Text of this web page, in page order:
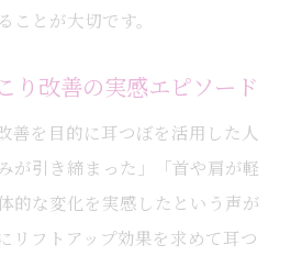
ことが大切です。
り改善の実感エピソード
善を目的に耳つぼを活用した人
が引き締まった」「首や肩が軽
的な変化を実感したという声が
リフトアップ効果を求めて耳つ